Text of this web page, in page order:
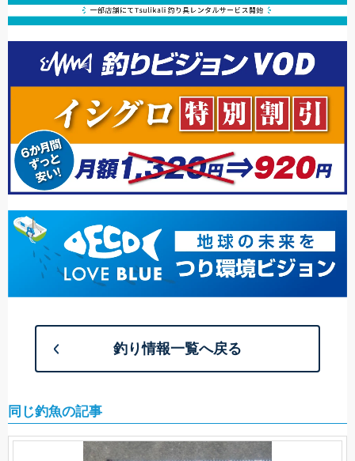
釣り情報一覧へ戻る
同じ釣魚の記事